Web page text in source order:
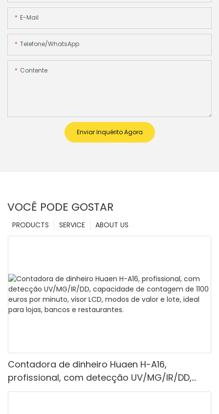
E-Mail
Telefone/WhatsApp
Contente
Enviar Inquérito Agora
VOCÊ PODE GOSTAR
ABOUT US
SERVICE
PRODUCTS
Contadora de dinheiro Huaen H-A16,
profissional, com detecção UV/MG/IR/DD,
capacidade de contagem de 1100 euros por